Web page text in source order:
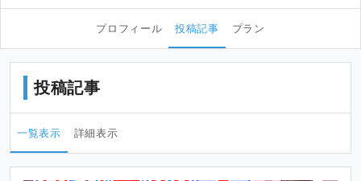
プロフィール 投稿記事 プラン
投稿記事
一覧表示 詳細表示